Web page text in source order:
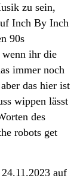
zu sein,
Inch By Inch
90s
ihr die
immer noch
das hier ist
wippen lässt
des
robots get
auf